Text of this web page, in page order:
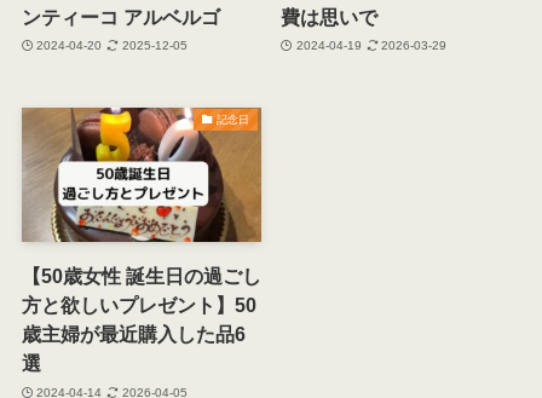
ンティーコ アルベルゴ
2024-04-20 2025-12-05
費は思いで
2024-04-19 2026-03-29
記念日
【50歳女性 誕生日の過ごし
方と欲しいプレゼント】50
歳主婦が最近購入した品6
選
2024-04-14 2026-04-05